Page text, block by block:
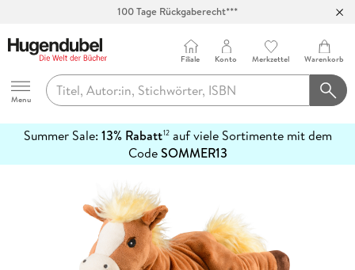
Hugendubel
Menu
Filiale Konto Merkzettel Warenkorb
Summer Sale: 13% Rabatt12auf viele Sortimente mit dem
CodeSOMMER13
erfahren